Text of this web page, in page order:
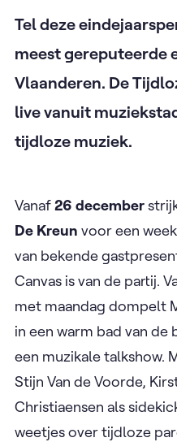
Tel deze
meest gereputeerde
Vlaanderen. De
live vanuit
tijdloze muziek.
Vanaf26 december
De Kreun voor een
van bekende
Canvas is van de partij.
met maandag dompelt
in een warm bad van
een muzikale talkshow.
Stijn Van de Voorde,
Christiaensen als
weetjes over tijdloze